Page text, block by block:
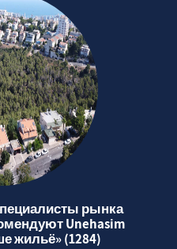
рынка
Unehasim
жильё» (1284)